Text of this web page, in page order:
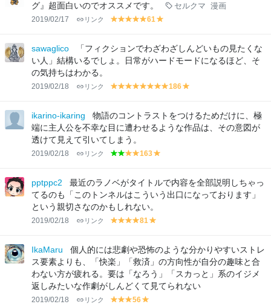
グ』超面白いのでオススメです。
セルクマ 漫画
2019/02/17 リンク
y
lo
w
y
lo
y
lo
w
y
lo
w
y
lo
w
61
lo
sawaglico
「フィクションでわざわざしんどいもの見たくな
い人」結構いるでしょ。日常がハードモードになるほど、そ
の気持ちはわかる。
2019/02/18 リンク
y
lo
w
y
lo
w
y
lo
w
y
lo
w
y
lo
w
y
lo
w
y
lo
w
y
lo
w
186
lo
w
ikarino-ikaring
物語のコントラストをつけるためだけに、極
端に主人公を不幸な目に遭わせるような作品は、その意図が
透けて見えて引いてしまう。
2019/02/18 リンク
g
e
e
n
g
e
e
n
y
lo
w
y
lo
w
163
lo
w
pptppc2
最近のラノベがタイトルで内容を全部説明しちゃっ
てるのも「このトンネルはこういう出口になっております」
という親切さなのかもしれない。
2019/02/18 リンク
y
lo
w
y
lo
y
lo
w
y
lo
w
81
lo
IkaMaru
個人的には悲劇や恐怖のような分かりやすいストレ
ス要素よりも、「快楽」「救済」の方向性が自分の趣味と合
わない方が疲れる。要は「なろう」「スカっと」系のイジメ
返しみたいな作劇がしんどくて見てられない
2019/02/18 リンク
y y y
56